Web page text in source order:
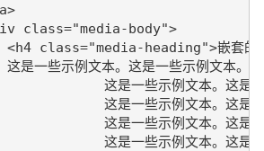
class="media-body">
class="media-heading">嵌套的
一些示例文本。这是一些示例文本。